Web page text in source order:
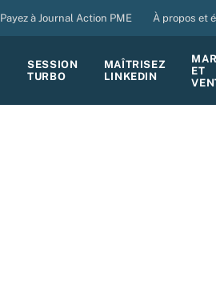
Payez à Journal Action PME À propos et
SESSION
TURBO
MAÎTRISEZ
LINKEDIN
ET